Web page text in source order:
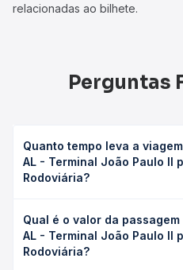
relacionadas ao bilhete.
Perguntas
Quanto tempo leva a
AL - Terminal João Paulo II
Rodoviária?
para Vitória, ES - Rodoviária
podendo variar conforme a
(convencional, executivo ou
Qual é o valor da
AL - Terminal João Paulo II
Rodoviária?